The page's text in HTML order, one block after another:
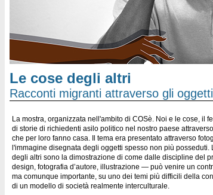
Le cose degli altri
Racconti migranti attraverso gli oggetti
La mostra, organizzata nell'ambito di COSè. Noi e le cose, il
di storie di richiedenti asilo politico nel nostro paese
che per loro fanno casa. Il tema era presentato attraverso
l'immagine disegnata degli oggetti spesso non più posseduti.
degli altri sono la dimostrazione di come dalle discipline del
design, fotografia d’autore, illustrazione — può venire un
ma comunque importante, su uno dei temi più difficili della
di un modello di società realmente interculturale.